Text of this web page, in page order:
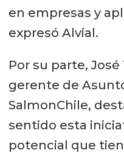
en empresas y
expresó Alvial.
Por su parte,
gerente de
SalmonChile,
sentido esta
potencial que